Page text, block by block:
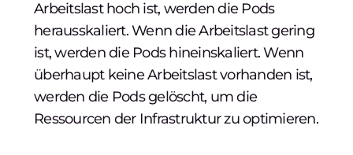
Arbeitslast hoch ist, werden die Pods
herausskaliert. Wenn die Arbeitslast gering
ist, werden die Pods hineinskaliert. Wenn
überhaupt keine Arbeitslast vorhanden ist,
werden die Pods gelöscht, um die
Ressourcen der Infrastruktur zu optimieren.